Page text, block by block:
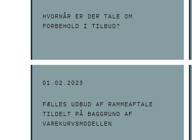
HVORNÅR ER DER TALE OM
FORBEHOLD I TILBUD?
01.02.2023
FÆLLES UDBUD AF RAMMEAFTALE
TILDELT PÅ BAGGRUND AF
VAREKURVSMODELLEN